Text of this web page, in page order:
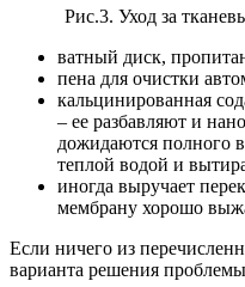
Рис.3. Уход за
ватный диск,
пена для очистки
кальцинированная
– ее разбавляют и
дожидаются полного
теплой водой и
иногда выручает
мембрану хорошо
Если ничего из
варианта решения